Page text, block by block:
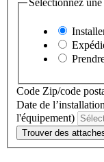
Sélectionnez
Code Zip/code
Date de l’installation
l'équipement)
Trouver des